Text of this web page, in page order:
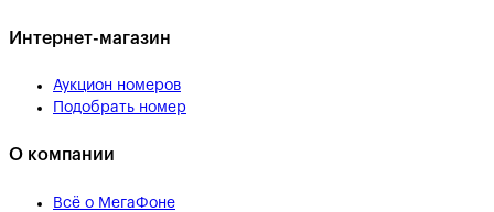
Интернет-магазин
Аукцион номеров
Подобрать номер
О компании
Всё о МегаФоне